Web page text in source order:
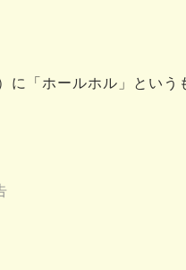
「ホールホル」という